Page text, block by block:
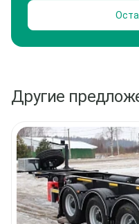
Другие